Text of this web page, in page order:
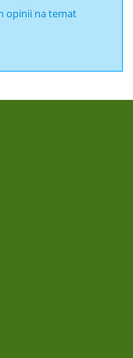
opinii na temat